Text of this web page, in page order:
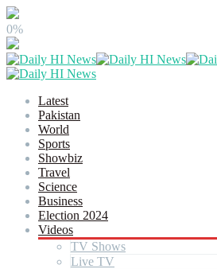
0%
Latest
Pakistan
World
Sports
Showbiz
Travel
Science
Business
Election 2024
Videos
TV Shows
Live TV